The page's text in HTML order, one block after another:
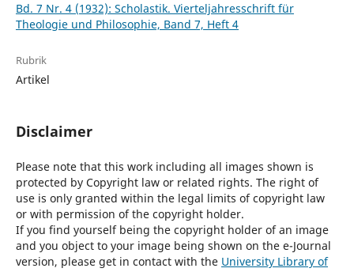
Bd. 7 Nr. 4 (1932): Scholastik. Vierteljahresschrift für
Theologie und Philosophie, Band 7, Heft 4
Rubrik
Artikel
Disclaimer
Please note that this work including all images shown is
protected by Copyright law or related rights. The right of
use is only granted within the legal limits of copyright law
or with permission of the copyright holder.
If you find yourself being the copyright holder of an image
and you object to your image being shown on the e-Journal
version, please get in contact with the University Library of